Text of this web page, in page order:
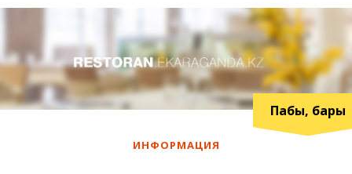
Пабы, бары
ИНФОРМАЦИЯ